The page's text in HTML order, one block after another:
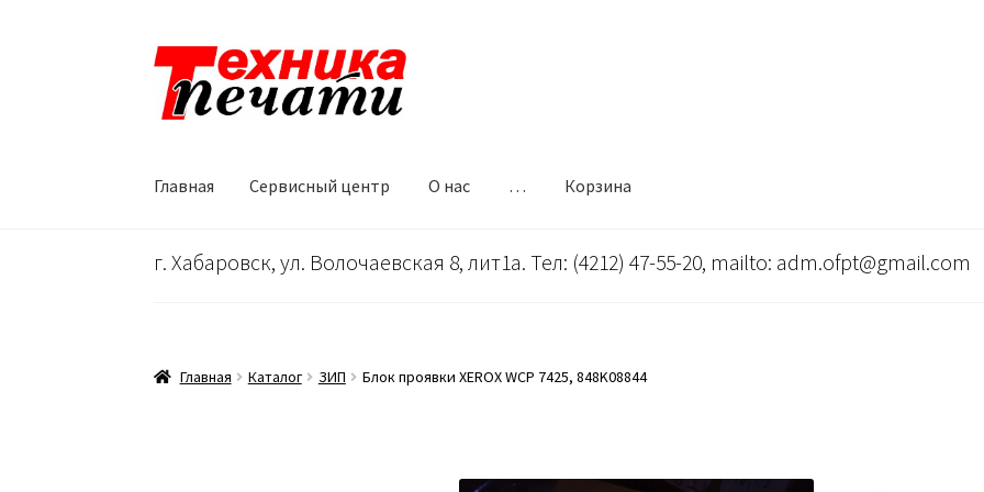
Перейти
навигации
Перейти
содержимому
Главная Сервисный центр О нас … Корзина
Главная Сервисный центрО нас…Корзина
г. Хабаровск, ул. Волочаевская 8, лит1а. Тел: (4212) 47-55-20, mailto: adm.ofpt@gmail.com
Главная Каталог ЗИП Блок проявки XEROX WCP 7425, 848K08844